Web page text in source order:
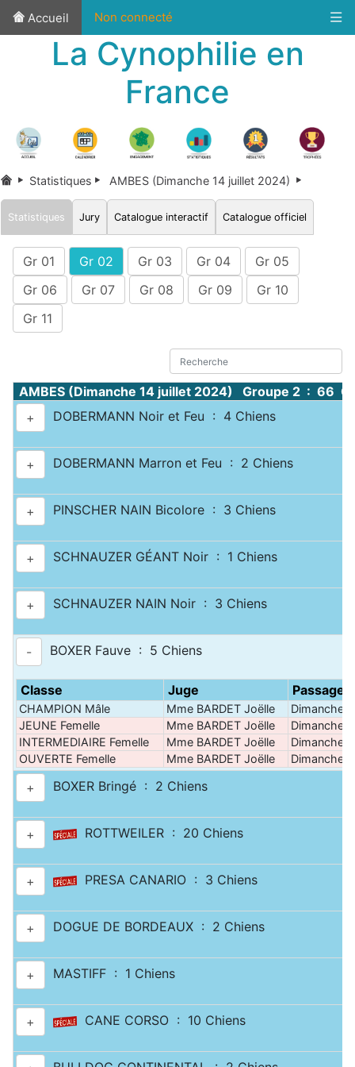
Accueil Non connecté
La Cynophilie en
France
Statistiques AMBES (Dimanche 14 juillet 2024)
Statistiques Jury Catalogue interactif Catalogue officiel
Gr 01 Gr 02 Gr 03 Gr 04
Gr 05
Gr 06
Gr 07 Gr 08 Gr 09
Gr 10
Gr 11
AMBES (Dimanche 14 juillet 2024) Groupe 2 : 66
+
DOBERMANN Noir et Feu : 4 Chiens
+ DOBERMANN Marron et Feu : 2 Chiens
+ PINSCHER NAIN Bicolore : 3 Chiens
+ SCHNAUZER GÉANT Noir : 1 Chiens
+ SCHNAUZER NAIN Noir : 3 Chiens
- BOXER Fauve : 5 Chiens
Classe Juge Passage
CHAMPION Mâle Mme BARDET Joëlle
Dimanche
JEUNE Femelle
Mme BARDET Joëlle
Dimanche
INTERMEDIAIRE Femelle
Mme BARDET Joëlle
Dimanche
OUVERTE Femelle
Mme BARDET Joëlle Dimanche
+ BOXER Bringé : 2 Chiens
+ ROTTWEILER : 20 Chiens
+ PRESA CANARIO : 3 Chiens
+ DOGUE DE BORDEAUX : 2 Chiens
+ MASTIFF : 1 Chiens
+ CANE CORSO : 10 Chiens